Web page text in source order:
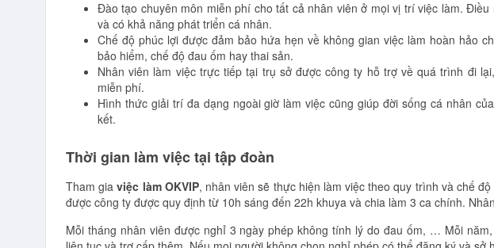
Đào tạo chuyên môn miễn phí cho tất cả nhân viên ở mọi vị trí việc làm.
và có khả năng phát triển cá nhân.
Chế độ phúc lợi được đảm bảo hứa hẹn về không gian việc làm hoàn hảo
bảo hiểm, chế độ đau ốm hay thai sản.
Nhân viên làm việc trực tiếp tại trụ sở được công ty hỗ trợ về quá trình đi
miễn phí.
Hình thức giải trí đa dạng ngoài giờ làm việc cũng giúp đời sống cá nhân
kết.
Thời gian làm việc tại tập đoàn
Tham gia việc làm OKVIP, nhân viên sẽ thực hiện làm việc theo quy trình và chế
được công ty được quy định từ 10h sáng đến 22h khuya và chia làm 3 ca chính.
Mỗi tháng nhân viên được nghỉ 3 ngày phép không tính lý do đau ốm, … Mỗi